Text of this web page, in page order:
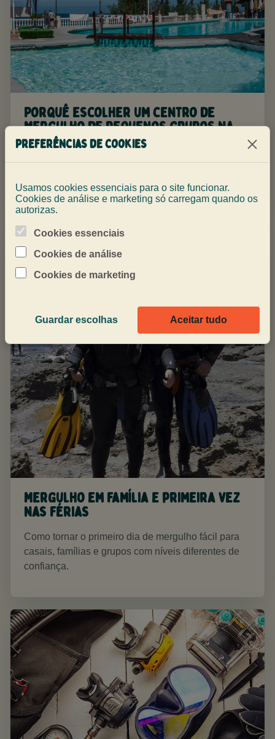
Porquê escolher um centro de
mergulho de pequenos grupos na
Gran Canária?
Pequenos grupos significam briefings mais claros,
Mergulho em família e primeira vez
nas férias
Como tornar o primeiro dia de mergulho fácil para
casais, famílias e grupos com níveis diferentes de
confiança.
Preferências de cookies
Usamos cookies essenciais para o site funcionar.
Cookies de análise e marketing só carregam quando os
autorizas.
Cookies essenciais
Cookies de análise
Cookies de marketing
Guardar escolhas Aceitar tudo